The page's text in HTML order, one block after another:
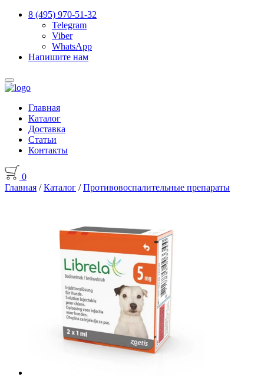
8 (495) 970-51-32
Telegram
Viber
WhatsApp
Напишите нам
Главная
Каталог
Доставка
Статьи
Контакты
0
Главная /Каталог /Противовоспалительные препараты